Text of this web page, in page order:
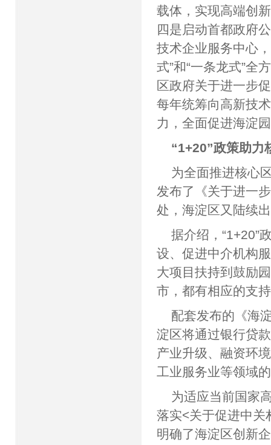
载体，实现高端创
四是启动首都政府
技术企业服务中心
式”和“一条龙式”全
区政府关于进一步
每年统筹向高新技
力，全面促进海淀
“1+20”政策助力
为全面推进核心
发布了《关于进一
处，海淀区又陆续
据介绍，“1+20”
设、促进中介机构
大项目扶持到鼓励
市，都有相应的支
配套发布的《海
淀区将通过银行贷
产业升级、融资环
工业服务业等领域
为适应当前国家
落实<关于促进中关
明确了海淀区创新